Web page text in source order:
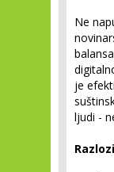
Ne
je
ljudi -